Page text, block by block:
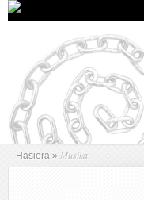
Hasiera » Musika